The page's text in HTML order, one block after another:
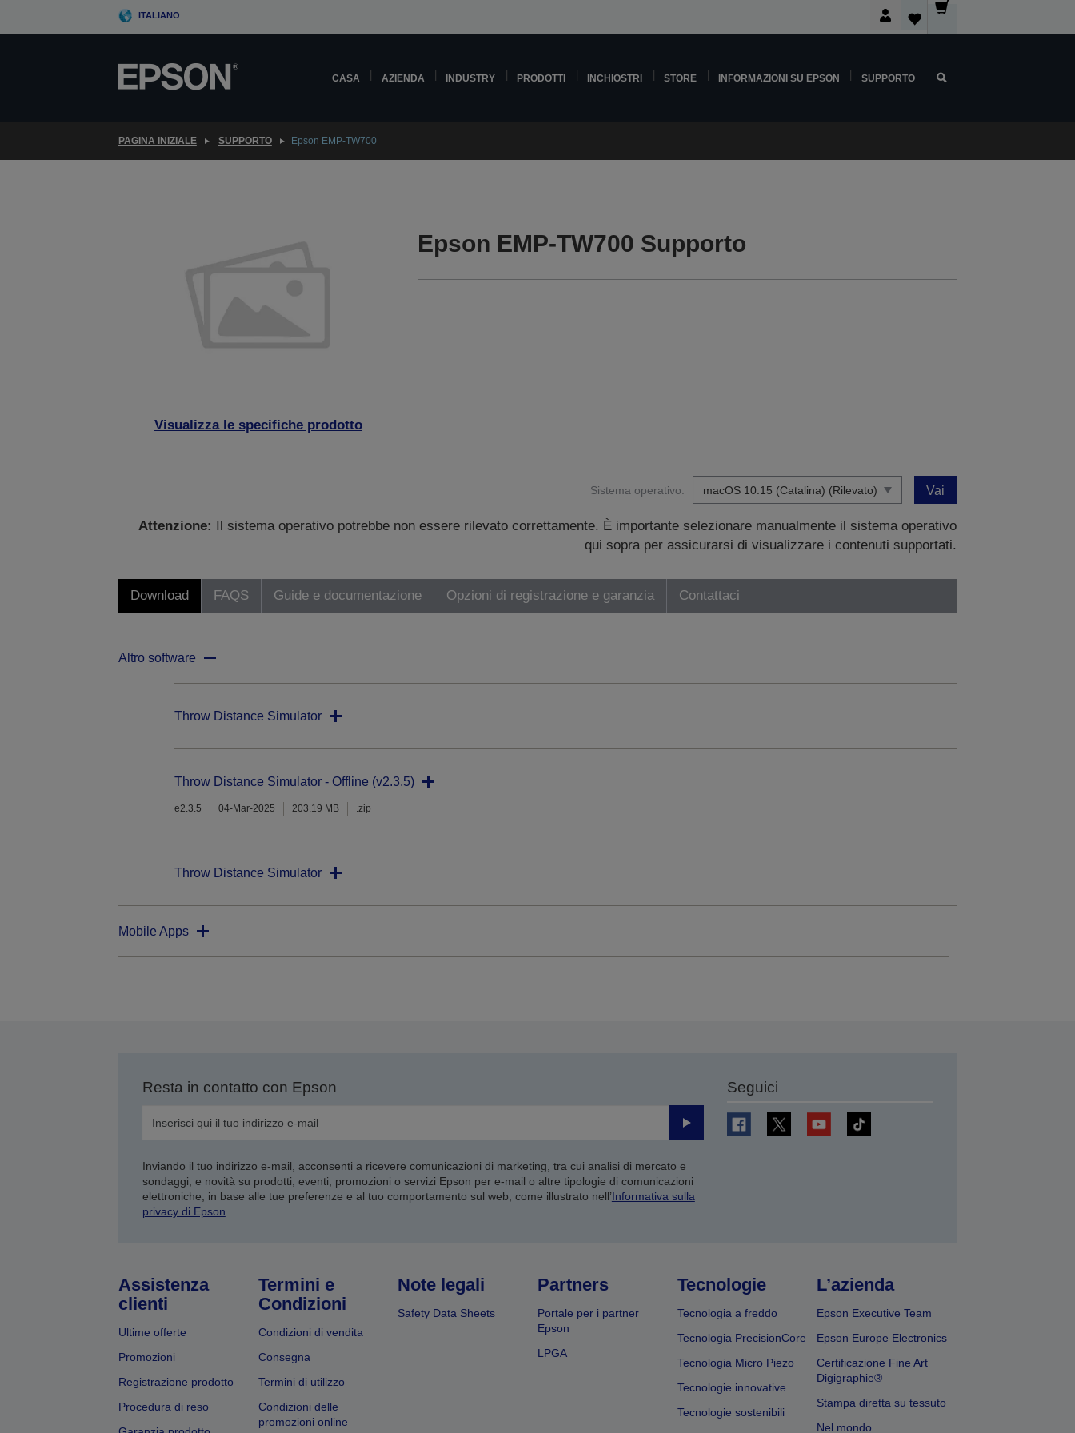
ITALIANO
CASA AZIENDA INDUSTRY PRODOTTI INCHIOSTRI STORE INFORMAZIONI SU EPSON SUPPORTO
PAGINA INIZIALE SUPPORTO Epson EMP-TW700
Visualizza le specifiche prodotto
Epson EMP-TW700 Supporto
Sistema operativo: Vai
Attenzione:
Il sistema operativo potrebbe non essere rilevato correttamente. È importante selezionare manualmente il sistema operativo
qui sopra per assicurarsi di visualizzare i contenuti supportati.
Download FAQS Guide e documentazione Opzioni di registrazione e garanzia Contattaci
Altro software
Throw Distance Simulator
Throw Distance Simulator - Offline (v2.3.5)
e2.3.5 04-Mar-2025 203.19 MB .zip
Throw Distance Simulator
Mobile Apps
Resta in contatto con Epson
Invia
Inviando il tuo indirizzo e-mail, acconsenti a ricevere comunicazioni di marketing, tra cui analisi di mercato e
sondaggi, e novità su prodotti, eventi, promozioni o servizi Epson per e-mail o altre tipologie di comunicazioni
elettroniche, in base alle tue preferenze e al tuo comportamento sul web, come illustrato nell’Informativa sulla
privacy di Epson.
Seguici
Assistenza
clienti
Ultime offerte
Promozioni
Registrazione prodotto
Procedura di reso
Termini e
Condizioni
Condizioni di vendita
Consegna
Termini di utilizzo
Condizioni delle
promozioni online
Note legali
Safety Data Sheets
Partners
Portale per i partner
Epson
LPGA
Tecnologie
Tecnologia a freddo
Tecnologia PrecisionCore
Tecnologia Micro Piezo
Tecnologie innovative
Tecnologie sostenibili
L’azienda
Epson Executive Team
Epson Europe Electronics
Certificazione Fine Art
Digigraphie®
Stampa diretta su tessuto
Nel mondo